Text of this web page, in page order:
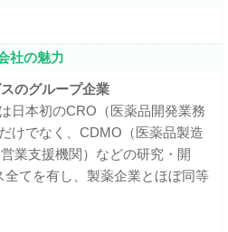
社の魅力
のグループ企業
日本初のCRO（医薬品開発業務
けでなく、CDMO（医薬品製造
業支援機関）などの研究・開
てを有し、製薬企業とほぼ同等